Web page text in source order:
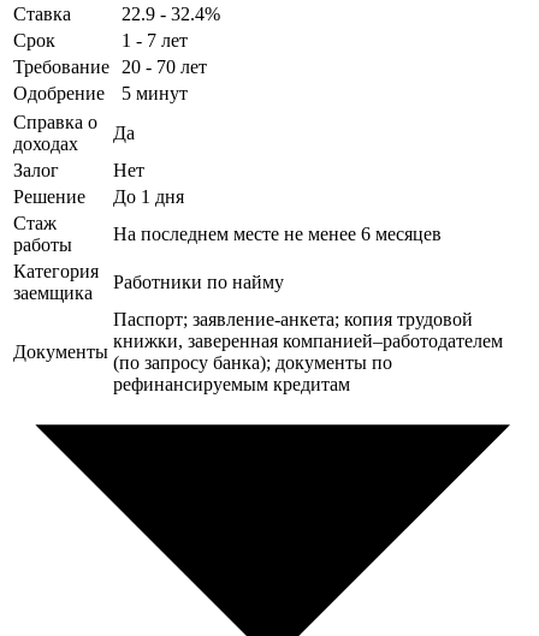
Ставка
22.9 - 32.4%
Срок
1 - 7 лет
Требование
20 - 70 лет
Одобрение
5 минут
Справка о
доходах
Да
Залог
Нет
Решение
До 1 дня
Стаж
работы
На последнем месте не менее 6 месяцев
Категория
заемщика
Работники по найму
Документы
Паспорт; заявление-анкета; копия трудовой
книжки, заверенная компанией–работодателем
(по запросу банка); документы по
рефинансируемым кредитам